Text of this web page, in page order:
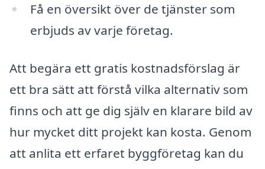
Få en översikt över de tjänster som
erbjuds av varje företag.
Att begära ett gratis kostnadsförslag är
ett bra sätt att förstå vilka alternativ som
finns och att ge dig själv en klarare bild av
hur mycket ditt projekt kan kosta. Genom
att anlita ett erfaret byggföretag kan du